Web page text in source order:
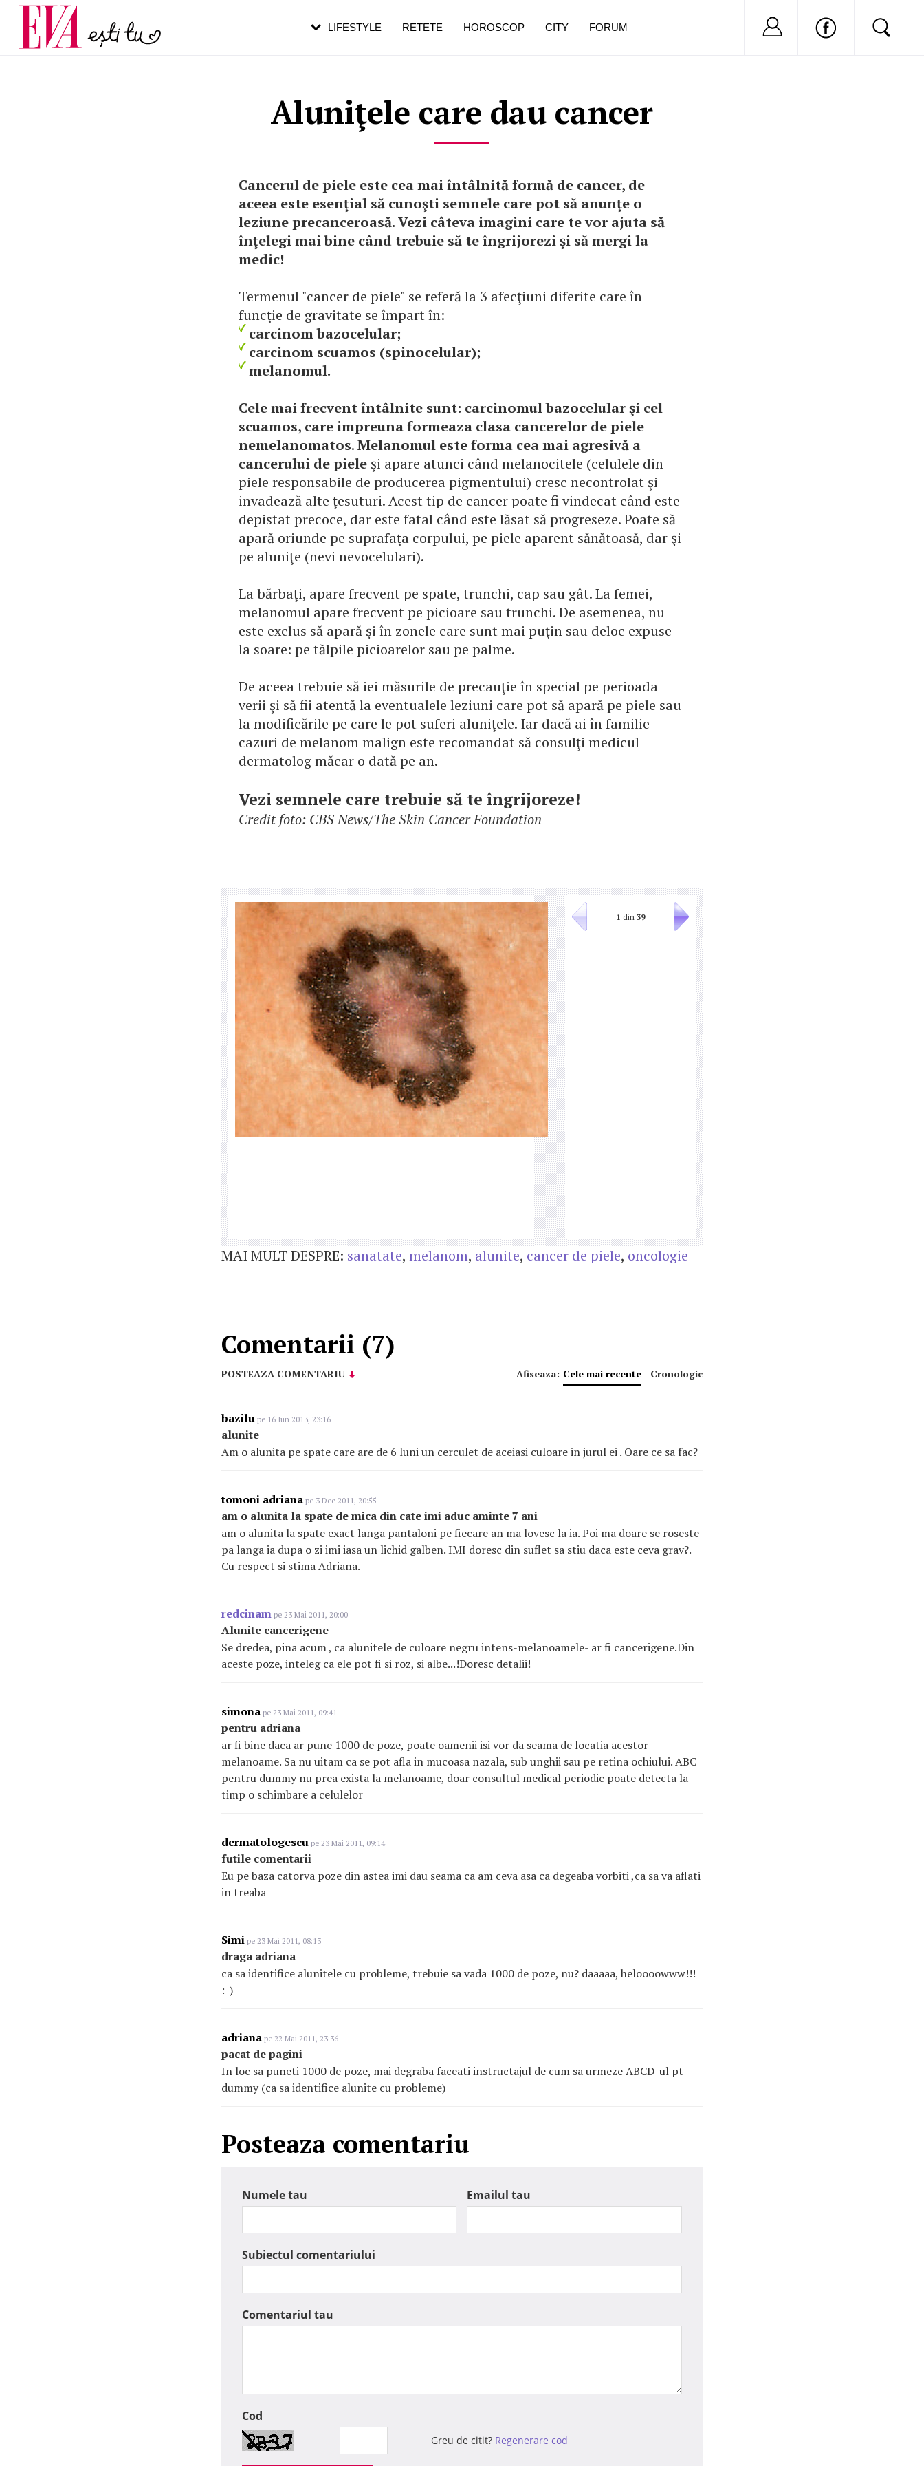
Aluniţele care dau cancer
Cancerul de piele este cea mai întâlnită formă de cancer, de
aceea este esenţial să cunoşti semnele care pot să anunţe o
leziune precanceroasă. Vezi câteva imagini care te vor ajuta să
înţelegi mai bine când trebuie să te îngrijorezi şi să mergi la
medic!
Termenul "cancer de piele" se referă la 3 afecţiuni diferite care în
funcţie de gravitate se împart în:
carcinom bazocelular;
carcinom scuamos (spinocelular);
melanomul.
Cele mai frecvent întâlnite sunt: carcinomul bazocelular şi cel
scuamos, care impreuna formeaza clasa cancerelor de piele
nemelanomatos.Melanomul este forma cea mai agresivă a
cancerului de piele şi apare atunci când melanocitele (celulele din
piele responsabile de producerea pigmentului) cresc necontrolat şi
invadează alte ţesuturi. Acest tip de cancer poate fi vindecat când este
depistat precoce, dar este fatal când este lăsat să progreseze. Poate să
apară oriunde pe suprafaţa corpului, pe piele aparent sănătoasă, dar şi
pe aluniţe (nevi nevocelulari).
La bărbaţi, apare frecvent pe spate, trunchi, cap sau gât. La femei,
melanomul apare frecvent pe picioare sau trunchi. De asemenea, nu
este exclus să apară şi în zonele care sunt mai puţin sau deloc expuse
la soare: pe tălpile picioarelor sau pe palme.
De aceea trebuie să iei măsurile de precauţie în special pe perioada
verii şi să fii atentă la eventualele leziuni care pot să apară pe piele sau
la modificările pe care le pot suferi aluniţele. Iar dacă ai în familie
cazuri de melanom malign este recomandat să consulţi medicul
dermatolog măcar o dată pe an.
Vezi semnele care trebuie să te îngrijoreze!
Credit foto: CBS News/The Skin Cancer Foundation
1 din 39
MAI MULT DESPRE: sanatate, melanom, alunite, cancer de piele, oncologie
Comentarii (7)
POSTEAZA COMENTARIU Afiseaza: Cele mai recente | Cronologic
bazilu pe 16 Iun 2013, 23:16
alunite
Am o alunita pe spate care are de 6 luni un cerculet de aceiasi culoare in jurul ei . Oare ce sa fac?
tomoni adriana pe 3 Dec 2011, 20:55
am o alunita la spate de mica din cate imi aduc aminte 7 ani
am o alunita la spate exact langa pantaloni pe fiecare an ma lovesc la ia. Poi ma doare se roseste
pa langa ia dupa o zi imi iasa un lichid galben. IMI doresc din suflet sa stiu daca este ceva grav?.
Cu respect si stima Adriana.
redcinam pe 23 Mai 2011, 20:00
Alunite cancerigene
Se dredea, pina acum , ca alunitele de culoare negru intens-melanoamele- ar fi cancerigene.Din
aceste poze, inteleg ca ele pot fi si roz, si albe...!Doresc detalii!
simona pe 23 Mai 2011, 09:41
pentru adriana
ar fi bine daca ar pune 1000 de poze, poate oamenii isi vor da seama de locatia acestor
melanoame. Sa nu uitam ca se pot afla in mucoasa nazala, sub unghii sau pe retina ochiului. ABC
pentru dummy nu prea exista la melanoame, doar consultul medical periodic poate detecta la
timp o schimbare a celulelor
dermatologescu pe 23 Mai 2011, 09:14
futile comentarii
Eu pe baza catorva poze din astea imi dau seama ca am ceva asa ca degeaba vorbiti ,ca sa va aflati
in treaba
Simi pe 23 Mai 2011, 08:13
draga adriana
ca sa identifice alunitele cu probleme, trebuie sa vada 1000 de poze, nu? daaaaa, heloooowww!!!
:-)
adriana pe 22 Mai 2011, 23:36
pacat de pagini
In loc sa puneti 1000 de poze, mai degraba faceati instructajul de cum sa urmeze ABCD-ul pt
dummy (ca sa identifice alunite cu probleme)
Posteaza comentariu
Numele tau Emailul tau
Subiectul comentariului
Comentariul tau
Cod
Greu de citit? Regenerare cod
LIFESTYLE RETETE HOROSCOP CITY FORUM Nu ai cont?
Carieră
Actualitate
pe măsură ce înaintezi în vârstă
de dureroasă este investigația